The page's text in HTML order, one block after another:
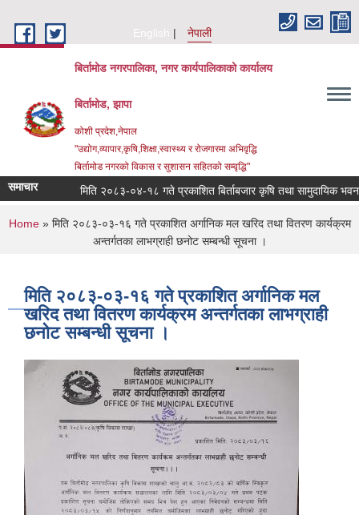
English
नेपाली
बिर्तामोड नगरपालिका, नगर कार्यपालिकाको कार्यालय
बिर्तामोड, झापा
कोशी प्रदेश,नेपाल
"उद्योग,व्यापार,कृषि,शिक्षा,स्वास्थ्य र रोजगारमा अभिवृद्धि
बिर्तामोड नगरको विकास र सुशासन सहितको सम्वृद्धि"
समाचार मिति २०८३-०४-१८ गते प्रकाशित बिर्ताबजार कृषि तथा सामुदायिक भवन
You are here
Home» मिति २०८३-०३-१६ गते प्रकाशित अर्गानिक मल खरिद तथा वितरण कार्यक्रम
अन्तर्गतका लाभग्राही छनोट सम्बन्धी सूचना ।
मिति २०८३-०३-१६ गते प्रकाशित अर्गानिक मल
खरिद तथा वितरण कार्यक्रम अन्तर्गतका लाभग्राही
छनोट सम्बन्धी सूचना ।